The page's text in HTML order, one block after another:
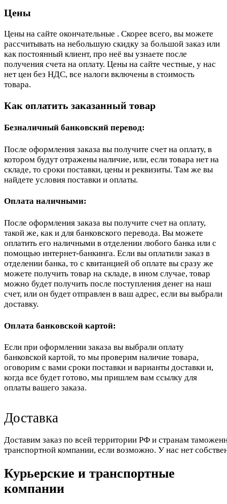
Цены
Цены на сайте окончательные . Скорее всего, вы можете
рассчитывать на небольшую скидку за большой заказ или
как постоянный клиент, про неё вы узнаете после
получения счета на оплату. Цены на сайте честные, у нас
нет цен без НДС, все налоги включены в стоимость
товара.
Как оплатить заказанный товар
Безналичный банковский перевод:
После оформления заказа вы получите счет на оплату, в
котором будут отражены наличие, или, если товара нет на
складе, то сроки поставки, цены и реквизиты. Там же вы
найдете условия поставки и оплаты.
Оплата наличными:
После оформления заказа вы получите счет на оплату,
такой же, как и для банковского перевода. Вы можете
оплатить его наличными в отделении любого банка или с
помощью интернет-банкинга. Если вы оплатили заказ в
отделении банка, то с квитанцией об оплате вы сразу же
можете получить товар на складе, в ином случае, товар
можно будет получить после поступления денег на наш
счет, или он будет отправлен в ваш адрес, если вы выбрали
доставку.
Оплата банковской картой:
Если при оформлении заказа вы выбрали оплату
банковской картой, то мы проверим наличие товара,
оговорим с вами сроки поставки и варианты доставки и,
когда все будет готово, мы пришлем вам ссылку для
оплаты вашего заказа.
Доставка
Доставим заказ по всей территории РФ и странам
транспортной компании, если возможно. У нас нет
Курьерские и транспортные
компании